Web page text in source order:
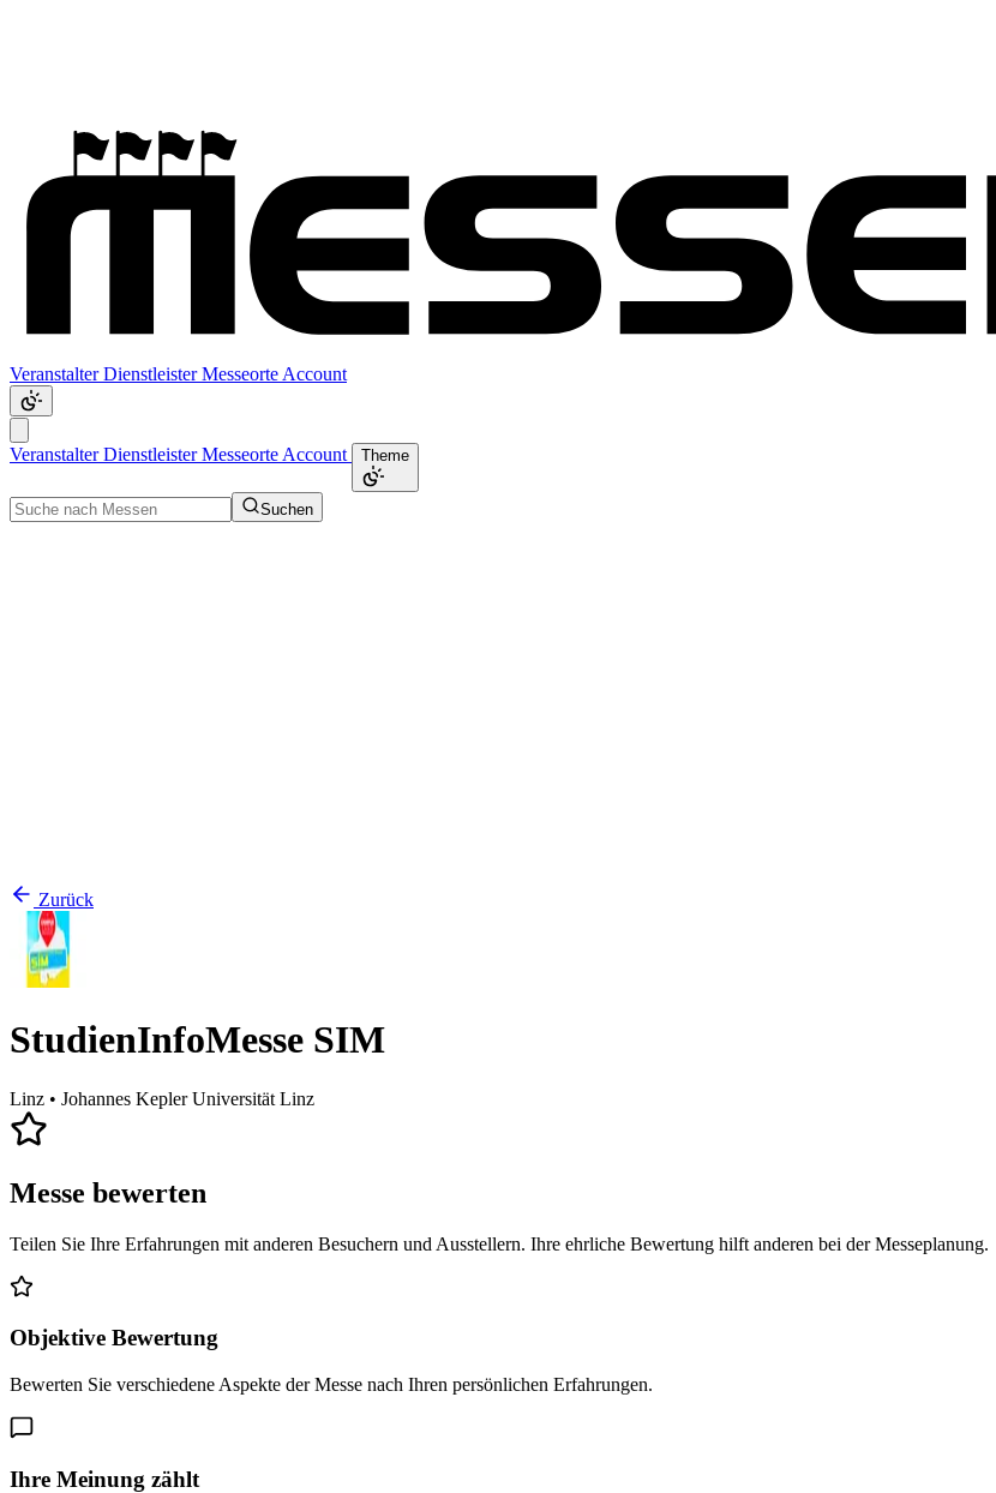
VeranstalterDienstleisterMesseorte Account
VeranstalterDienstleisterMesseorte Account Theme
Suchen
Zurück
StudienInfoMesse SIM
Linz • Johannes Kepler Universität Linz
Messe bewerten
Teilen Sie Ihre Erfahrungen mit anderen Besuchern und Ausstellern. Ihre ehrliche Bewertung hilft anderen bei der Messeplanung.
Objektive Bewertung
Bewerten Sie verschiedene Aspekte der Messe nach Ihren persönlichen Erfahrungen.
Ihre Meinung zählt